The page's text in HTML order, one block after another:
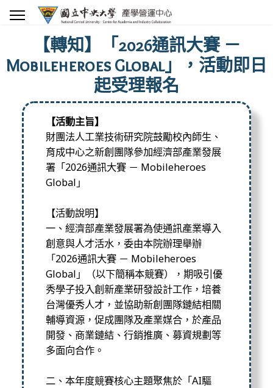
【轉知】「2026通訊大賽 －
Mobileheroes Global」，活動即日
起受理報名
【活動主旨】
財團法人工業技術研究院鼓勵校內師生、
育成中心之新創團隊參加經濟部產業發展
署「2026通訊大賽 － Mobileheroes
Global」
【活動說明】
一、經濟部產業發展署為使通訊產業導入
創意與人才活水， 委由本院辦理舉辦
「2026通訊大賽 － Mobileheroes
Global」（以下簡稱本競賽）， 期吸引優
秀學子投入創新產業研發設計工作，培養
台灣優秀人才， 並協助新創團隊鏈結相關
輔導資源，促成團隊及產業媒合， 於產品
開發、商業鏈結、行銷推廣、募資規劃等
多面向合作。
二、本年度競賽核心主題聚焦於「AI驅